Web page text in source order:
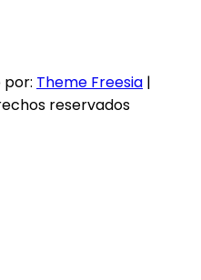
por: Theme Freesia |
reservados